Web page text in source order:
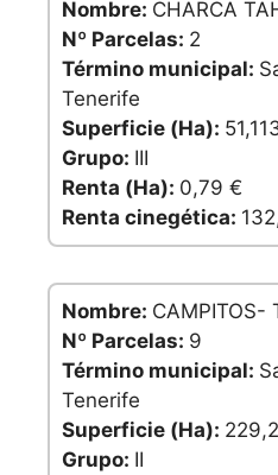
Nombre: CHARCA
Nº Parcelas: 2
Término municipal:
Tenerife
Superficie (Ha):
Grupo: III
Renta (Ha): 0,79 €
Renta cinegética:
Nombre: CAMPITOS-
Nº Parcelas: 9
Término municipal:
Tenerife
Superficie (Ha):
Grupo: II